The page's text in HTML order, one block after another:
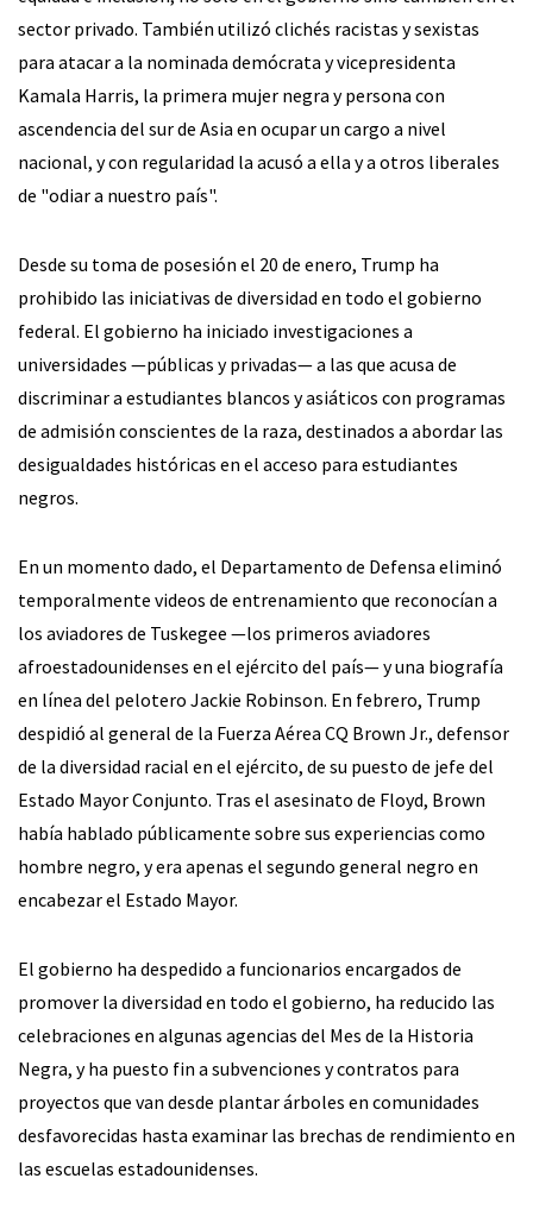
sector privado. También utilizó clichés racistas y sexistas
para atacar a la nominada demócrata y vicepresidenta
Kamala Harris, la primera mujer negra y persona con
ascendencia del sur de Asia en ocupar un cargo a nivel
nacional, y con regularidad la acusó a ella y a otros liberales
de "odiar a nuestro país".
Desde su toma de posesión el 20 de enero, Trump ha
prohibido las iniciativas de diversidad en todo el gobierno
federal. El gobierno ha iniciado investigaciones a
universidades —públicas y privadas— a las que acusa de
discriminar a estudiantes blancos y asiáticos con programas
de admisión conscientes de la raza, destinados a abordar las
desigualdades históricas en el acceso para estudiantes
negros.
En un momento dado, el Departamento de Defensa eliminó
temporalmente videos de entrenamiento que reconocían a
los aviadores de Tuskegee —los primeros aviadores
afroestadounidenses en el ejército del país— y una biografía
en línea del pelotero Jackie Robinson. En febrero, Trump
despidió al general de la Fuerza Aérea CQ Brown Jr., defensor
de la diversidad racial en el ejército, de su puesto de jefe del
Estado Mayor Conjunto. Tras el asesinato de Floyd, Brown
había hablado públicamente sobre sus experiencias como
hombre negro, y era apenas el segundo general negro en
encabezar el Estado Mayor.
El gobierno ha despedido a funcionarios encargados de
promover la diversidad en todo el gobierno, ha reducido las
celebraciones en algunas agencias del Mes de la Historia
Negra, y ha puesto fin a subvenciones y contratos para
proyectos que van desde plantar árboles en comunidades
desfavorecidas hasta examinar las brechas de rendimiento en
las escuelas estadounidenses.